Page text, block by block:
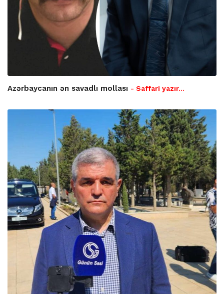
Azərbaycanın ən savadlı mollası - Saffari yazır…